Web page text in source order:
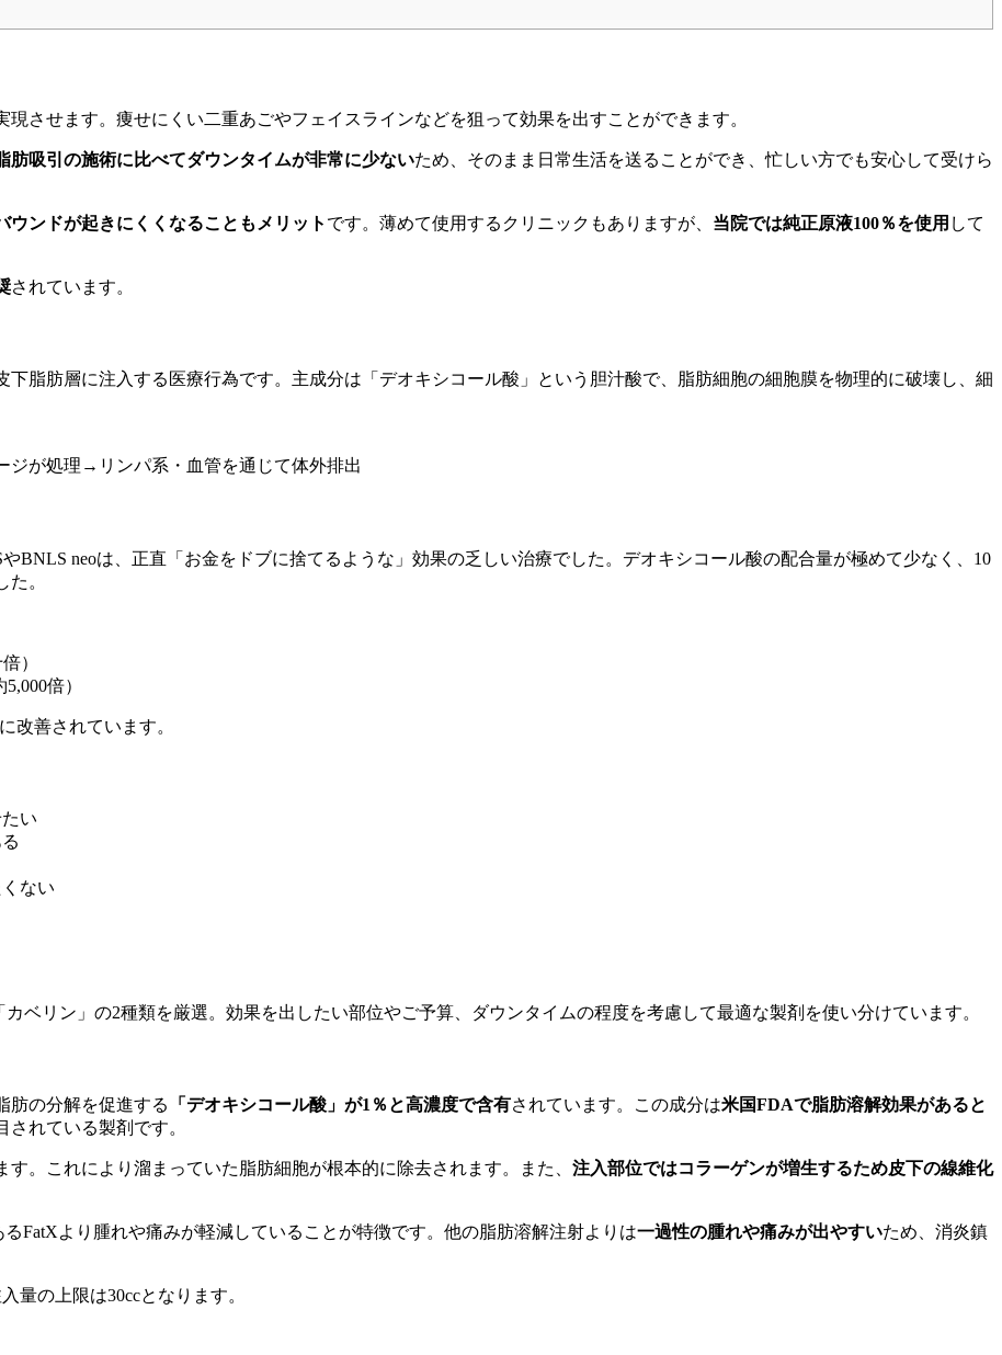
させます。痩せにくい二重あごやフェイスラインなどを狙って効果を出すことができます。
肪吸引の施術に比べてダウンタイムが非常に少ないため、そのまま日常生活を送ることができ、忙しい方でも安心して受けら
ウンドが起きにくくなることもメリット です。薄めて使用するクリニックもありますが、 当院では純正原液100％を使用 して
されています。
脂肪層に注入する医療行為です。主成分は「デオキシコール酸」という胆汁酸で、脂肪細胞の細胞膜を物理的に破壊し、細
が処理→リンパ系・血管を通じて体外排出
BNLS neoは、正直「お金をドブに捨てるような」効果の乏しい治療でした。デオキシコール酸の配合量が極めて少なく、10
。
）
倍）
改善されています。
い
ない
ベリン」の2種類を厳選。効果を出したい部位やご予算、ダウンタイムの程度を考慮して最適な製剤を使い分けています。
肪の分解を促進する 「デオキシコール酸」が1％と高濃度で含有されています。この成分は米国FDAで脂肪溶解効果があると
されている製剤です。
す。これにより溜まっていた脂肪細胞が根本的に除去されます。また、 注入部位ではコラーゲンが増生するため皮下の線維化
FatXより腫れや痛みが軽減していることが特徴です。他の脂肪溶解注射よりは一過性の腫れや痛みが出やすいため、消炎鎮
量の上限は30ccとなります。